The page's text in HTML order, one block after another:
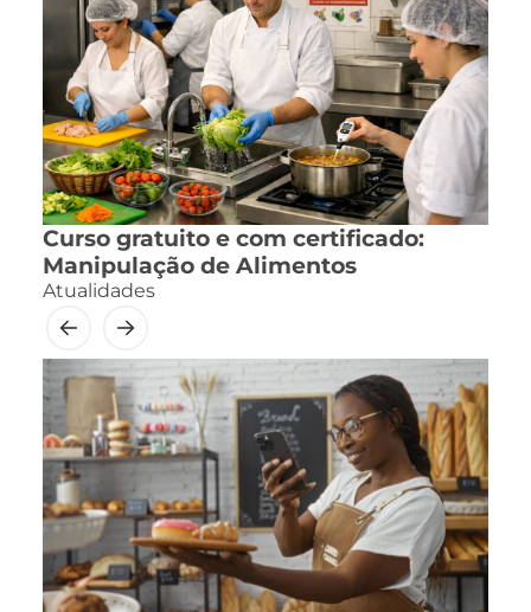
Curso gratuito e com certificado:
Manipulação de Alimentos
Atualidades